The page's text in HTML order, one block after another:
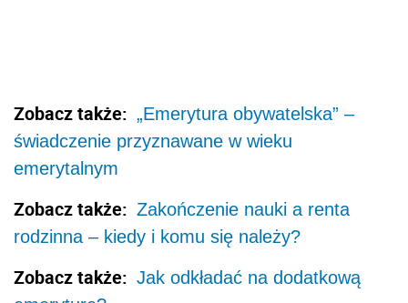
Zobacz także: „Emerytura obywatelska” –
świadczenie przyznawane w wieku
emerytalnym
Zobacz także: Zakończenie nauki a renta
rodzinna – kiedy i komu się należy?
Zobacz także: Jak odkładać na dodatkową